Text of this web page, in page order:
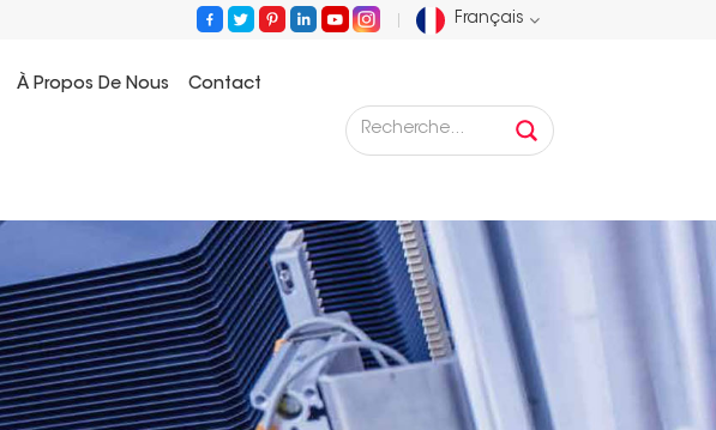
Français
English
Deutsch
Русский
Español
Português
À Propos De Nous Contact